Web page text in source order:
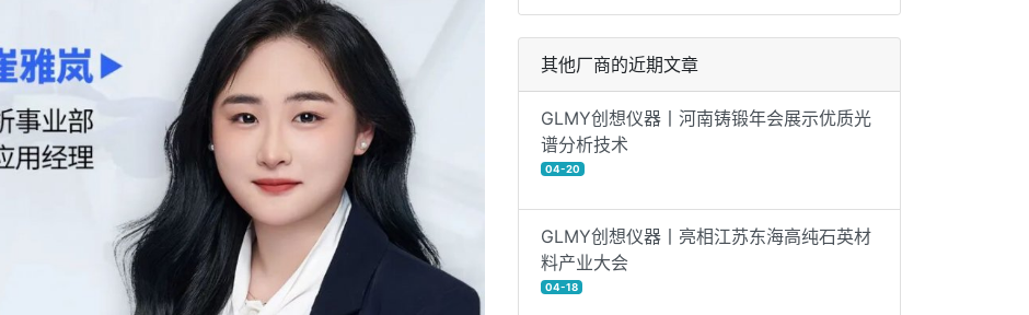
其他厂商的近期文章
GLMY创想仪器丨河南铸锻年会展示优质光
谱分析技术
04-20
GLMY创想仪器丨亮相江苏东海高纯石英材
料产业大会
04-18